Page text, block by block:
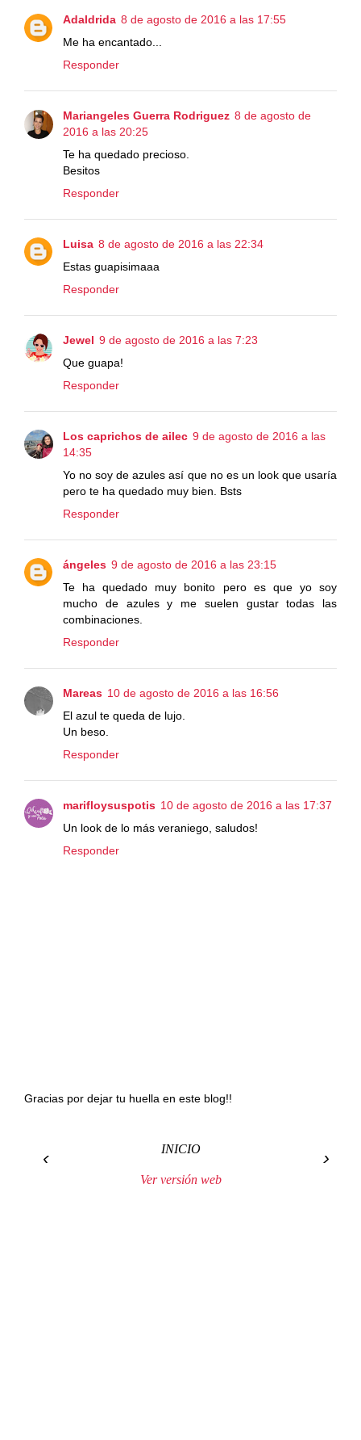
Adaldrida 8 de agosto de 2016 a las 17:55
Me ha encantado...
Responder
Mariangeles Guerra Rodriguez 8 de agosto de
2016 a las 20:25
Te ha quedado precioso.
Besitos
Responder
Luisa 8 de agosto de 2016 a las 22:34
Estas guapisimaaa
Responder
Jewel 9 de agosto de 2016 a las 7:23
Que guapa!
Responder
Los caprichos de ailec 9 de agosto de 2016 a las
14:35
Yo no soy de azules así que no es un look que usaría
pero te ha quedado muy bien. Bsts
Responder
ángeles 9 de agosto de 2016 a las 23:15
Te ha quedado muy bonito pero es que yo soy
mucho de azules y me suelen gustar todas las
combinaciones.
Responder
Mareas 10 de agosto de 2016 a las 16:56
El azul te queda de lujo.
Un beso.
Responder
marifloysuspotis 10 de agosto de 2016 a las 17:37
Un look de lo más veraniego, saludos!
Responder
Gracias por dejar tu huella en este blog!!
‹ ›
INICIO
Ver versión web